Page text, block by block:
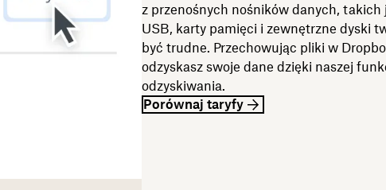
z przenośnych nośników danych, takich
USB, karty pamięci i zewnętrzne dyski
być trudne. Przechowując pliki w
odzyskasz swoje dane dzięki naszej
odzyskiwania.
Porównaj taryfy